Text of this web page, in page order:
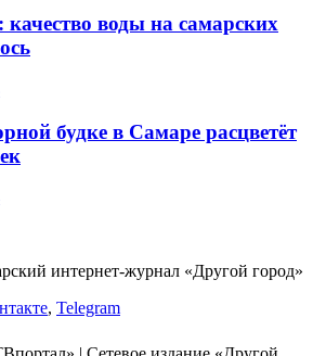
качество воды на самарских
будке в Самаре расцветёт
интернет-журнал «Другой город»
, Telegram